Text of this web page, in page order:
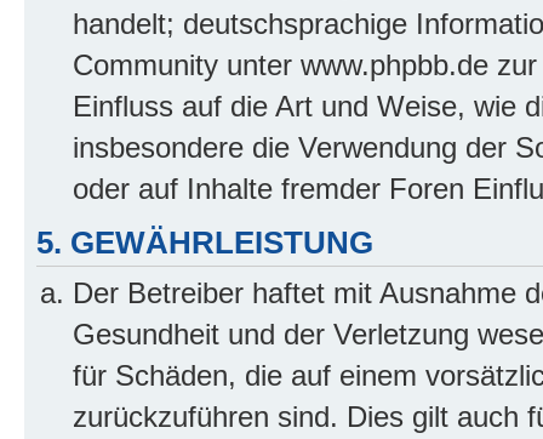
handelt; deutschsprachige
Community unter www.phpbb.de
Einfluss auf die Art und Weise, wie
insbesondere die Verwendung der
oder auf Inhalte fremder Foren
5. GEWÄHRLEISTUNG
Der Betreiber haftet mit Ausnahme
Gesundheit und der Verletzung
für Schäden, die auf einem
zurückzuführen sind. Dies gilt auch